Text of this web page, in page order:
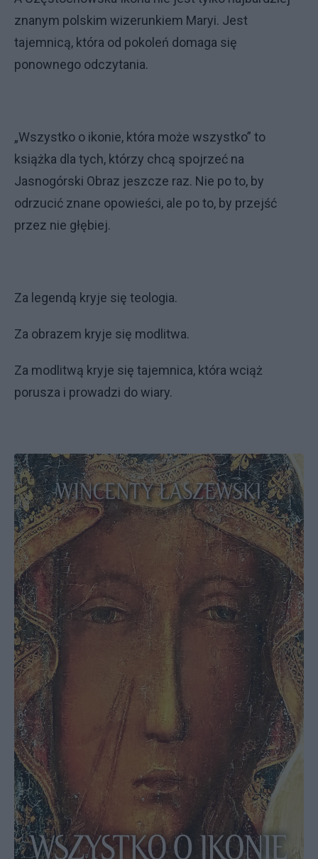
znanym polskim wizerunkiem Maryi. Jest
tajemnicą, która od pokoleń domaga się
ponownego odczytania.
„Wszystko o ikonie, która może wszystko” to
książka dla tych, którzy chcą spojrzeć na
Jasnogórski Obraz jeszcze raz. Nie po to, by
odrzucić znane opowieści, ale po to, by przejść
przez nie głębiej.
Za legendą kryje się teologia.
Za obrazem kryje się modlitwa.
Za modlitwą kryje się tajemnica, która wciąż
porusza i prowadzi do wiary.